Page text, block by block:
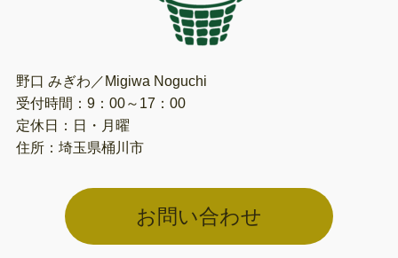
野口 みぎわ／Migiwa Noguchi
受付時間：9：00～17：00
定休日：日・月曜
住所：埼玉県桶川市
お問い合わせ